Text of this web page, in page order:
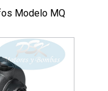
Modelo MQ